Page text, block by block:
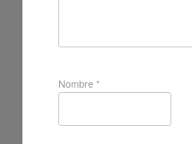
Nombre*